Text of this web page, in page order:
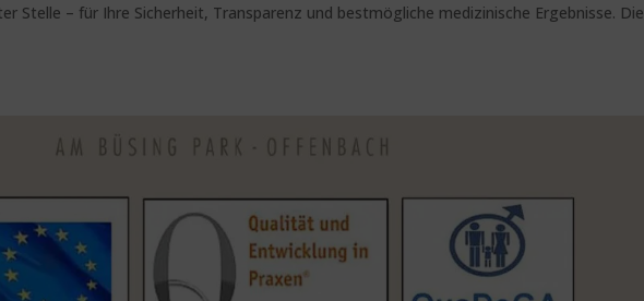
Stelle – für Ihre Sicherheit, Transparenz und bestmögliche medizinische Ergebnisse. Die